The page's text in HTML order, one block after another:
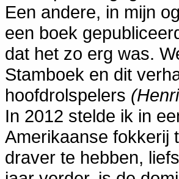
Een andere, in mijn
een boek
dat het zo erg was.
Stamboek en dit
hoofdrolspelers
In 2012 stelde ik in
Amerikaanse fokkerij
draver te hebben,